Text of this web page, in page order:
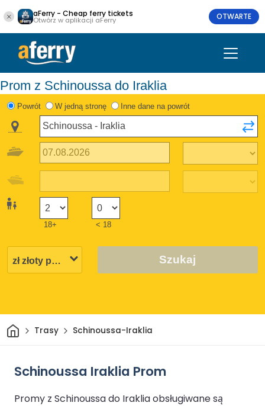
aFerry - Cheap ferry tickets
Otwórz w aplikacji aFerry OTWARTE
Prom z Schinoussa do Iraklia
Powrót W jedną stronę Inne dane na powrót
18+ < 18
Szukaj
DomTrasy Schinoussa-Iraklia
Schinoussa Iraklia Prom
Promy z Schinoussa do Iraklia obsługiwane są